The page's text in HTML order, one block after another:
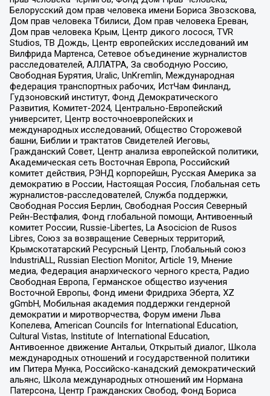
Белорусский дом прав человека имени Бориса Звозскова,
Дом прав человека Тбилиси, Дом прав человека Ереван,
Дом прав человека Крым, Центр дикого лосося, TVR
Studios, ТВ Дождь, Центр европейских исследований им
Вилфрида Мартенса, Сетевое объединение журналистов
расследователей, АЛЛАТРА, За свободную Россию,
Свободная Бурятия, Uralic, UnKremlin, Международная
федерация транспортных рабочих, ИстЧам Финланд,
Гудзоновский институт, Фонд Демократического
Развития, Комитет-2024, Центрально-Европейский
университет, Центр восточноевропейских и
международных исследований, Общество Сторожевой
башни, Библии и трактатов Свидетелей Иеговы,
Гражданский Совет, Центр анализа европейской политики,
Академическая сеть Восточная Европа, Российский
комитет действия, РЭНД корпорейшн, Русская Америка за
демократию в России, Настоящая Россия, Глобальная сеть
журналистов-расследователей, Служба поддержки,
Свободная Россия Берлин, Свободная Россия Северный
Рейн-Вестфалия, Фонд глобальной помощи, Антивоенный
комитет России, Russie-Libertes, La Asocicion de Rusos
Libres, Союз за возвращение Северных территорий,
Крымскотатарский Ресурсный Центр, Глобальный союз
IndustriALL, Russian Election Monitor, Article 19, Мнение
медиа, Федерация анархического черного креста, Радио
Свободная Европа, Германское общество изучения
Восточной Европы, Фонд имени Фридриха Эберта, XZ
gGmbH, Мобильная академия поддержки гендерной
демократии и миротворчества, Форум имени Льва
Копелева, American Councils for International Education,
Cultural Vistas, Institute of International Education,
Антивоенное движение Антальи, Открытый диалог, Школа
международных отношений и государственной политики
им Питера Мунка, Российско-канадский демократический
альянс, Школа международных отношений им Нормана
Патерсона, Центр Гражданских Свобод, Фонд Бориса